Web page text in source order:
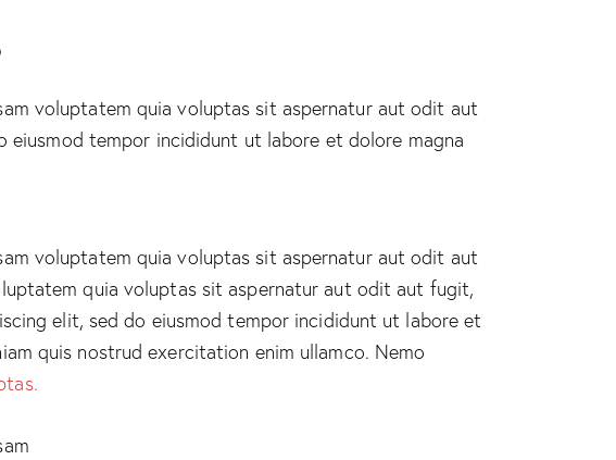
voluptatem quia voluptas sit aspernatur aut odit aut
eiusmod tempor incididunt ut labore et dolore magna
voluptatem quia voluptas sit aspernatur aut odit aut
quia voluptas sit aspernatur aut odit aut fugit,
elit, sed do eiusmod tempor incididunt ut labore et
quis nostrud exercitation enim ullamco. Nemo